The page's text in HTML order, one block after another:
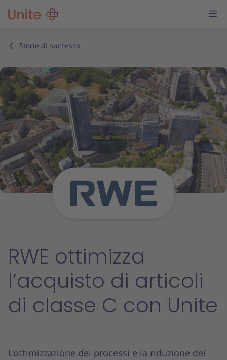
Storie di successo
RWE ottimizza
l’acquisto di articoli
di classe C con Unite
L’ottimizzazione dei processi e la riduzione dei